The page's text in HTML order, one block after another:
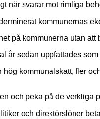
när svarar mot rimliga
kommunernas
på kommunerna utan
år sedan uppfattades
kommunalskatt, fler
och peka på de verkliga
och direktörslöner